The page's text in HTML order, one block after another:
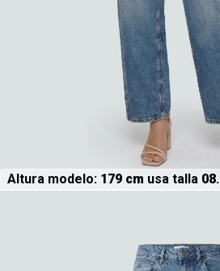
Altura modelo: 179 cm usa talla 08.